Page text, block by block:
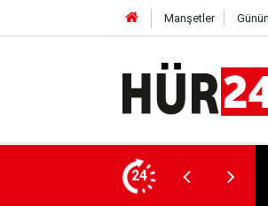
Manşetler
24
bile kötülüğün pençesine terk etmeyeceğiz